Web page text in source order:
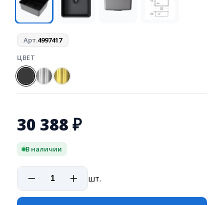
Арт.4997417
ЦВЕТ
30 388 ₽
В наличии
шт.